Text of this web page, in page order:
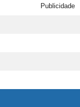
Publicidade